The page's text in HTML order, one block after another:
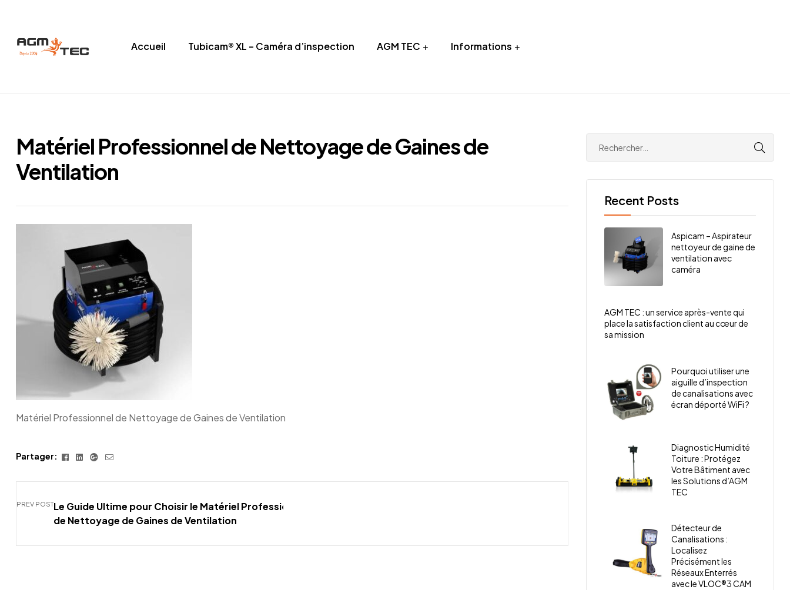
XL
Caméra
d'inspection
Ø50
Accueil Tubicam® XL – Caméra d’inspection AGM TEC Informations
Matériel Professionnel de Nettoyage de Gaines de
Ventilation
Matériel Professionnel de Nettoyage de Gaines de Ventilation
Partager: Facebook
LinkedinGoogle+
E-
PREV POSTLe Guide Ultime pour Choisir le Matériel Professionnel
de Nettoyage de Gaines de Ventilation
Recent Posts
Aspicam – Aspirateur
nettoyeur de gaine de
ventilation avec
caméra
AGM TEC : un service après-vente qui
place la satisfaction client au cœur de
sa mission
Pourquoi utiliser une
aiguille d’inspection
de canalisations avec
écran déporté WiFi ?
Diagnostic Humidité
Toiture : Protégez
Votre Bâtiment avec
les Solutions d’AGM
TEC
Détecteur de
Canalisations :
Localisez
Précisément les
Réseaux Enterrés
avec le VLOC®3 CAM